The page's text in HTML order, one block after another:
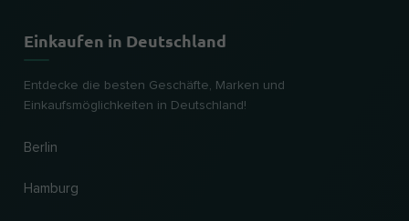
Einkaufen in Deutschland
Entdecke die besten Geschäfte, Marken und
Einkaufsmöglichkeiten in Deutschland!
Berlin
Hamburg